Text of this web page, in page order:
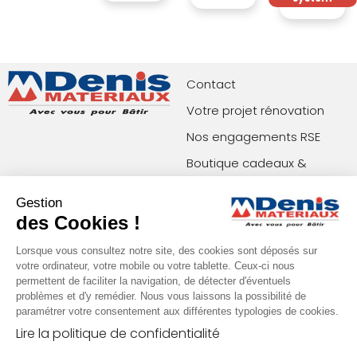
Contact
Votre projet rénovation
Nos engagements RSE
Boutique cadeaux &
Index égalité femmes-
Paiements acceptés Restons en contact !
Gestion
des Cookies !
Lorsque vous consultez notre site, des cookies sont déposés sur
votre ordinateur, votre mobile ou votre tablette. Ceux-ci nous
permettent de faciliter la navigation, de détecter d'éventuels
problèmes et d'y remédier. Nous vous laissons la possibilité de
paramétrer votre consentement aux différentes typologies de cookies.
Lire la politique de confidentialité